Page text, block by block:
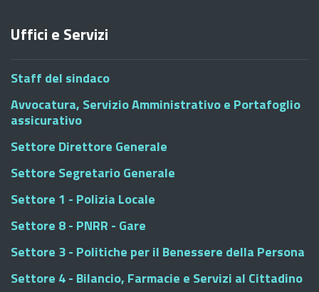
Uffici e Servizi
Staff del sindaco
Avvocatura, Servizio Amministrativo e Portafoglio
assicurativo
Settore Direttore Generale
Settore Segretario Generale
Settore 1 - Polizia Locale
Settore 8 - PNRR - Gare
Settore 3 - Politiche per il Benessere della Persona
Settore 4 - Bilancio, Farmacie e Servizi al Cittadino